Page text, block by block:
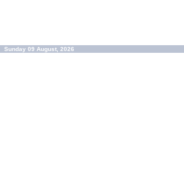
Sunday 09 August, 2026